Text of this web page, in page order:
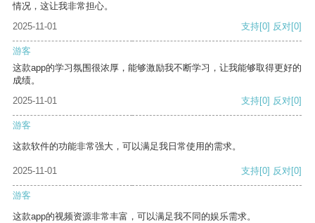
情况，这让我非常担心。
2025-11-01
支持[0] 反对[0]
游客
这款app的学习氛围很浓厚，能够激励我不断学习，让我能够取得更好的
成绩。
2025-11-01
支持[0] 反对[0]
游客
这款软件的功能非常强大，可以满足我日常使用的需求。
2025-11-01 支持[0] 反对[0]
游客
这款app的视频资源非常丰富，可以满足我不同的娱乐需求。